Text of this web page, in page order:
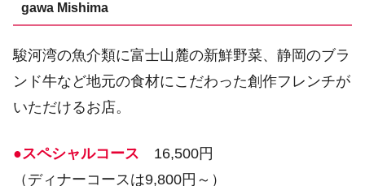
gawa Mishima
駿河湾の魚介類に富士山麓の新鮮野菜、静岡のブラ
ンド牛など地元の食材にこだわった創作フレンチが
いただけるお店。
●スペシャルコース 16,500円
（ディナーコースは9,800円～）